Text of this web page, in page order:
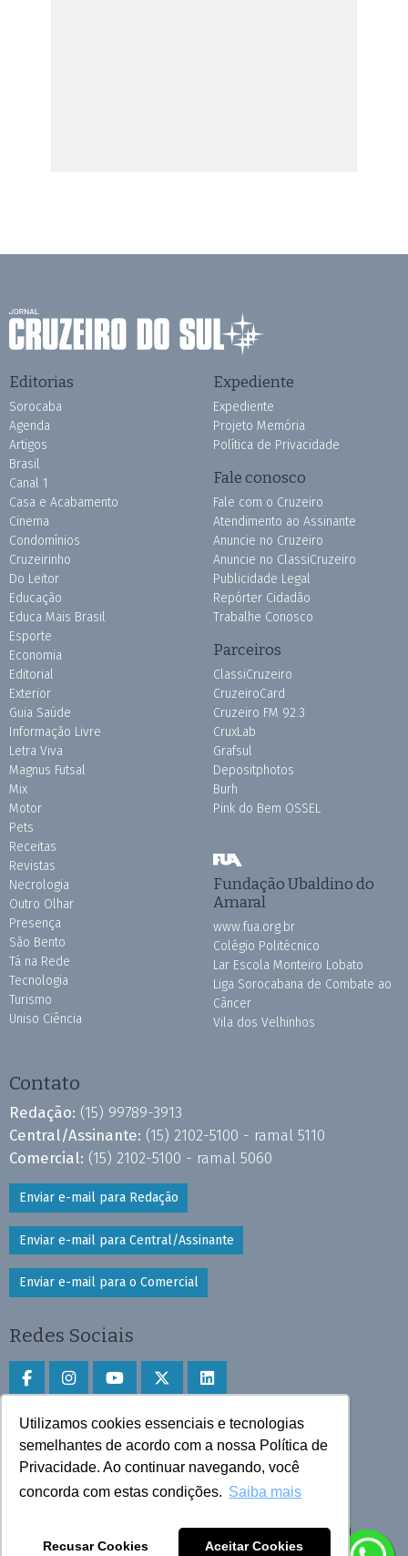
Utilizamos cookies essenciais e tecnologias
semelhantes de acordo com a nossa Política de
Privacidade. Ao continuar navegando, você
concorda com estas condições. Saiba mais
Recusar Cookies Aceitar Cookies
Editorias
Sorocaba
Agenda
Artigos
Brasil
Canal 1
Casa e Acabamento
Cinema
Condomínios
Cruzeirinho
Do Leitor
Educação
Educa Mais Brasil
Esporte
Economia
Editorial
Exterior
Guia Saúde
Informação Livre
Letra Viva
Magnus Futsal
Mix
Motor
Pets
Receitas
Revistas
Necrologia
Outro Olhar
Presença
São Bento
Tá na Rede
Tecnologia
Turismo
Uniso Ciência
Expediente
Expediente
Projeto Memória
Política de Privacidade
Fale conosco
Fale com o Cruzeiro
Atendimento ao Assinante
Anuncie no Cruzeiro
Anuncie no ClassiCruzeiro
Publicidade Legal
Repórter Cidadão
Trabalhe Conosco
Parceiros
ClassiCruzeiro
CruzeiroCard
Cruzeiro FM 92.3
CruxLab
Grafsul
Depositphotos
Burh
Pink do Bem OSSEL
Fundação Ubaldino do
Amaral
www.fua.org.br
Colégio Politécnico
Lar Escola Monteiro Lobato
Liga Sorocabana de Combate ao
Câncer
Vila dos Velhinhos
Contato
Redação: (15) 99789-3913
Central/Assinante: (15) 2102-5100 - ramal 5110
Comercial: (15) 2102-5100 - ramal 5060
Enviar e-mail para Redação
Enviar e-mail para Central/Assinante
Enviar e-mail para o Comercial
Redes Sociais
Faça download do aplicativo
Play Store e App Store
Todos os direitos reservados © 2025 Cruzeiro do Sul